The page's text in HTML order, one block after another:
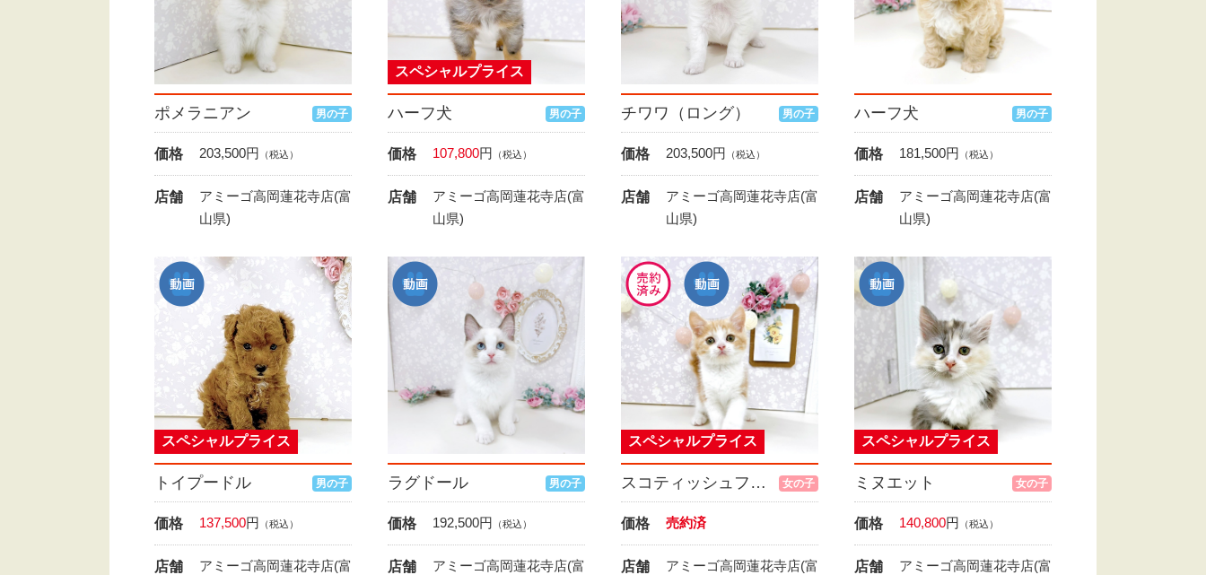
ポメラニアン 男の子
価格 203,500円 （税込）
店舗
アミーゴ高岡蓮花寺店(富
山県)
ハーフ犬 男の子
スペシャルプライス
価格 107,800円 （税込）
店舗
アミーゴ高岡蓮花寺店(富
山県)
チワワ（ロング） 男の子
価格 203,500円 （税込）
店舗
アミーゴ高岡蓮花寺店(富
山県)
ハーフ犬 男の子
価格 181,500円 （税込）
店舗
アミーゴ高岡蓮花寺店(富
山県)
トイプードル 男の子
スペシャルプライス
価格 137,500円 （税込）
店舗
アミーゴ高岡蓮花寺店(富
ラグドール 男の子
価格 192,500円 （税込）
店舗
アミーゴ高岡蓮花寺店(富
スコティッシュフォールド 女の子
スペシャルプライス
価格 売約済
店舗
アミーゴ高岡蓮花寺店(富
ミヌエット 女の子
スペシャルプライス
価格 140,800円 （税込）
店舗
アミーゴ高岡蓮花寺店(富